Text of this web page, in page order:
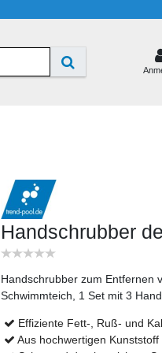
Handschrubber
Handschrubber zum Entfernen
Schwimmteich, 1 Set mit 3
Effiziente Fett-, Ruß- und
Aus hochwertigen Kunststoff